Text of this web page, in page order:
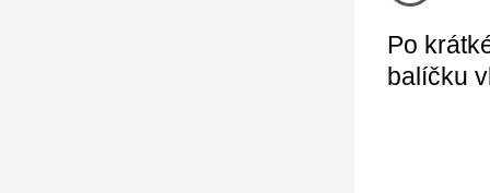
Po
balíčku